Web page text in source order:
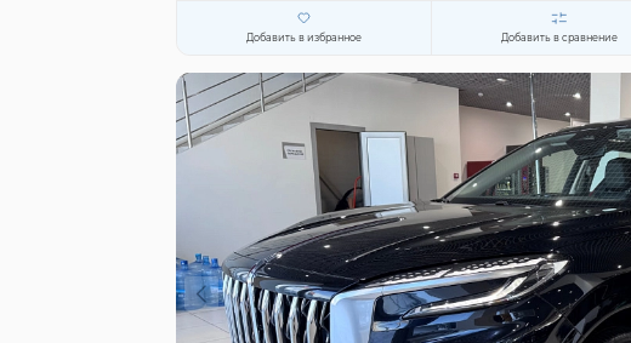
Добавить в избранное Добавить в сравнение